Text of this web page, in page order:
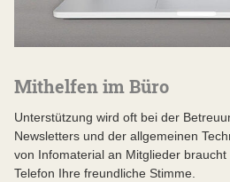
Mithelfen im Büro
Unterstützung wird oft bei der
Newsletters und der allgemeinen
von Infomaterial an Mitglieder
Telefon Ihre freundliche Stimme.